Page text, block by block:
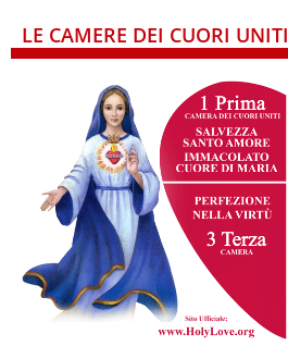
LE CAMERE DEI CUORI UNITI